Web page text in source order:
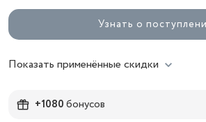
Узнать о
Показать применённые скидки
+1080бонусов